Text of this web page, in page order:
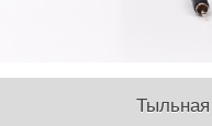
Тыльная